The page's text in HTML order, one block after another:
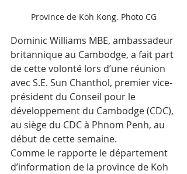
Province de Koh Kong. Photo CG
Dominic Williams MBE, ambassadeur
britannique au Cambodge, a fait part
de cette volonté lors d’une réunion
avec S.E. Sun Chanthol, premier vice-
président du Conseil pour le
développement du Cambodge (CDC),
au siège du CDC à Phnom Penh, au
début de cette semaine.
Comme le rapporte le département
d’information de la province de Koh